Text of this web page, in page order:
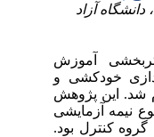
آزاد
آموزش
خودکشی و
شد. این پژوهش
نیمه آزمایشی
کنترل بود.